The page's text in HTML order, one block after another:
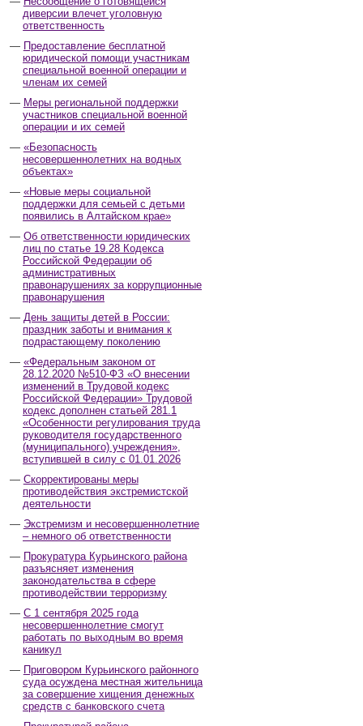
диверсии влечет уголовную
ответственность
Предоставление бесплатной
юридической помощи участникам
специальной военной операции и
членам их семей
Меры региональной поддержки
участников специальной военной
операции и их семей
«Безопасность
несовершеннолетних на водных
объектах»
«Новые меры социальной
поддержки для семьей с детьми
появились в Алтайском крае»
Об ответственности юридических
лиц по статье 19.28 Кодекса
Российской Федерации об
административных
правонарушениях за коррупционные
правонарушения
День защиты детей в России:
праздник заботы и внимания к
подрастающему поколению
«Федеральным законом от
28.12.2020 №510-ФЗ «О внесении
изменений в Трудовой кодекс
Российской Федерации» Трудовой
кодекс дополнен статьей 281.1
«Особенности регулирования труда
руководителя государственного
(муниципального) учреждения»,
вступившей в силу с 01.01.2026
Скорректированы меры
противодействия экстремистской
деятельности
Экстремизм и несовершеннолетние
– немного об ответственности
Прокуратура Курьинского района
разъясняет изменения
законодательства в сфере
противодействии терроризму
С 1 сентября 2025 года
несовершеннолетние смогут
работать по выходным во время
каникул
Приговором Курьинского районного
суда осуждена местная жительница
за совершение хищения денежных
средств с банковского счета